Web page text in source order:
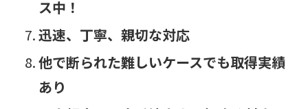
ス中！
迅速、丁寧、親切な対応
他で断られた難しいケースでも取得実績
あり